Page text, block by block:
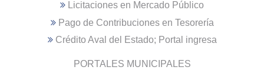
Licitaciones en Mercado Público
Pago de Contribuciones en Tesorería
Crédito Aval del Estado; Portal ingresa
PORTALES MUNICIPALES